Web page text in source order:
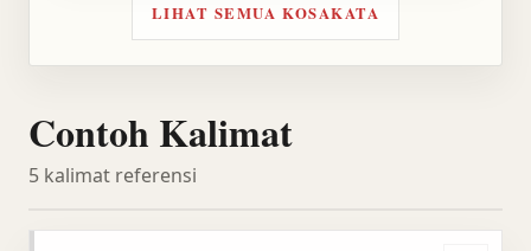
LIHAT SEMUA KOSAKATA
Contoh Kalimat
5 kalimat referensi